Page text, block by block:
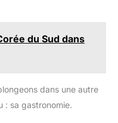
du Sud dans
dans une autre
: sa gastronomie.